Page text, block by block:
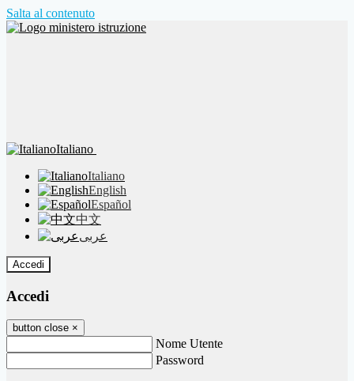
Salta al contenuto
Italiano
Italiano
English
Español
中文
عربى
Accedi
Accedi
button close ×
Nome Utente
Password